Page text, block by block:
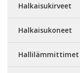
Halkaisukirveet
Halkaisukoneet
Hallilämmittimet